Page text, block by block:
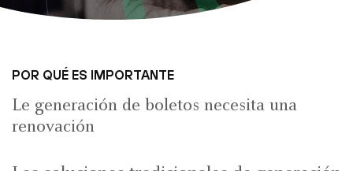
POR QUÉ ES IMPORTANTE
Le generación de boletos necesita una
renovación